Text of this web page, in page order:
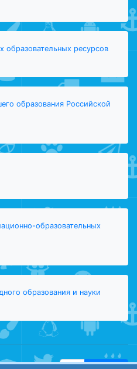
образовательных ресурсов
образования Российской
образовательных
образования и науки